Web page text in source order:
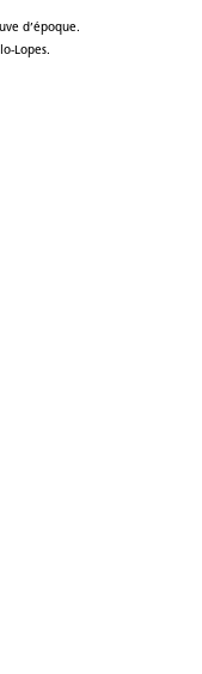
d’époque.
Lopes.